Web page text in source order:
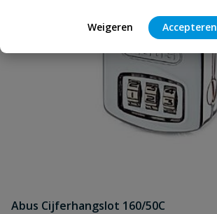
Weigeren Accepteren
Abus Cijferhangslot 160/50C